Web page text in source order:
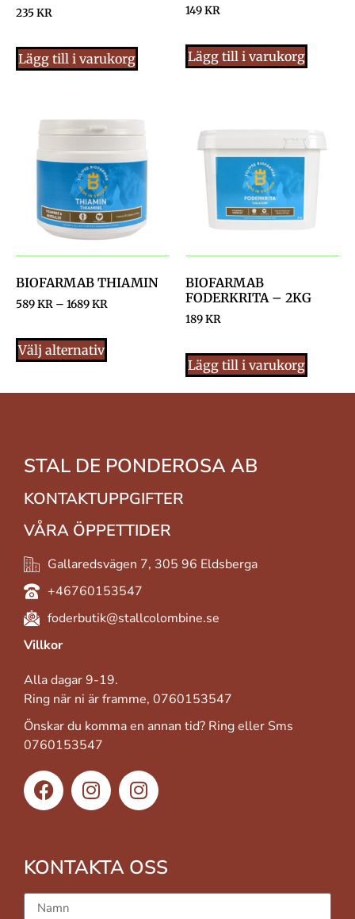
235KR
Lägg till i varukorg
149KR
Lägg till i varukorg
BIOFARMAB THIAMIN
589KR – 1689KR
Välj alternativ
BIOFARMAB
FODERKRITA – 2KG
189KR
Lägg till i varukorg
STAL DE PONDEROSA AB
KONTAKTUPPGIFTER
VÅRA ÖPPETTIDER
Gallaredsvägen 7, 305 96 Eldsberga
+46760153547
foderbutik@stallcolombine.se
Villkor
Alla dagar 9-19.
Ring när ni är framme, 0760153547
Önskar du komma en annan tid? Ring eller Sms
0760153547
KONTAKTA OSS